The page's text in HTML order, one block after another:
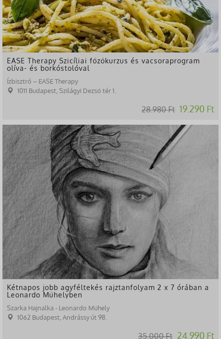
EASE Therapy Szicíliai főzőkurzus és vacsoraprogram
olíva- és borkóstolóval
Ízbisztró – EASE Therapy
1011 Budapest, Szilágyi Dezső tér 1.
28.980 Ft 19.290 Ft
-29%
Kétnapos jobb agyféltekés rajztanfolyam 2 x 7 órában a
Leonardo Műhelyben
Szarka Hajnalka - Leonardo Műhely
1062 Budapest, Andrássy út 98.
35.000 Ft 24.990 Ft